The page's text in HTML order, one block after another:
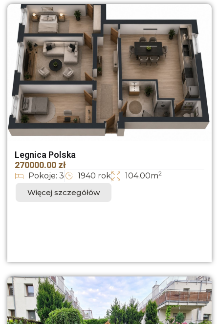
Legnica Polska
270000.00 zł
Pokoje: 3 1940 rok 104.00m2
Więcej szczegółów